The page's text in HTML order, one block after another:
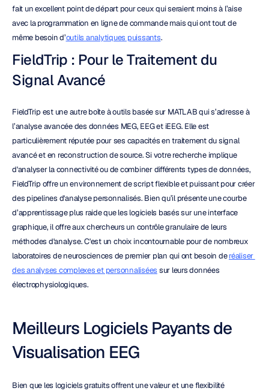
fait un excellent point de départ pour ceux qui seraient moins à l’aise
avec la programmation en ligne de commande mais qui ont tout de
même besoin d’outils analytiques puissants.
FieldTrip : Pour le Traitement du
Signal Avancé
FieldTrip est une autre boîte à outils basée sur MATLAB qui s’adresse à
l’analyse avancée des données MEG, EEG et iEEG. Elle est
particulièrement réputée pour ses capacités en traitement du signal
avancé et en reconstruction de source. Si votre recherche implique
d'analyser la connectivité ou de combiner différents types de données,
FieldTrip offre un environnement de script flexible et puissant pour créer
des pipelines d'analyse personnalisés. Bien qu’il présente une courbe
d’apprentissage plus raide que les logiciels basés sur une interface
graphique, il offre aux chercheurs un contrôle granulaire de leurs
méthodes d'analyse. C'est un choix incontournable pour de nombreux
laboratoires de neurosciences de premier plan qui ont besoin de réaliser
des analyses complexes et personnalisées sur leurs données
électrophysiologiques.
Meilleurs Logiciels Payants de
Visualisation EEG
Bien que les logiciels gratuits offrent une valeur et une flexibilité